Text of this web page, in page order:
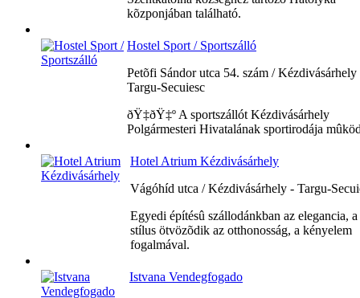
kõzponjában található.
Hostel Sport / Sportszálló
Petõfi Sándor utca 54. szám / Kézdivásárhely
Targu-Secuiesc
ðŸ‡­ðŸ‡º A sportszállót Kézdivásárhely
Polgármesteri Hivatalának sportirodája
Hotel Atrium Kézdivásárhely
Vágóhíd utca / Kézdivásárhely - Targu-
Egyedi építésû szállodánkban az elegancia, a
stílus ötvözõdik az otthonosság, a kényelem
fogalmával.
Istvana Vendegfogado